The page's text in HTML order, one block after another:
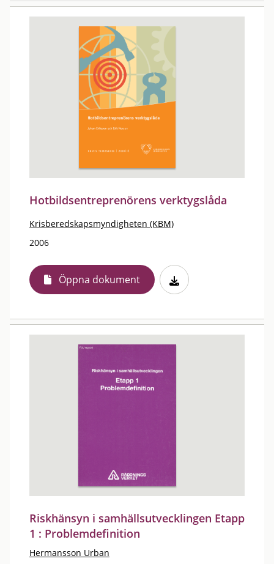
Hotbildsentreprenörens verktygslåda
Krisberedskapsmyndigheten (KBM)
2006
Öppna dokument
Riskhänsyn i samhällsutvecklingen Etapp
1 : Problemdefinition
Hermansson Urban